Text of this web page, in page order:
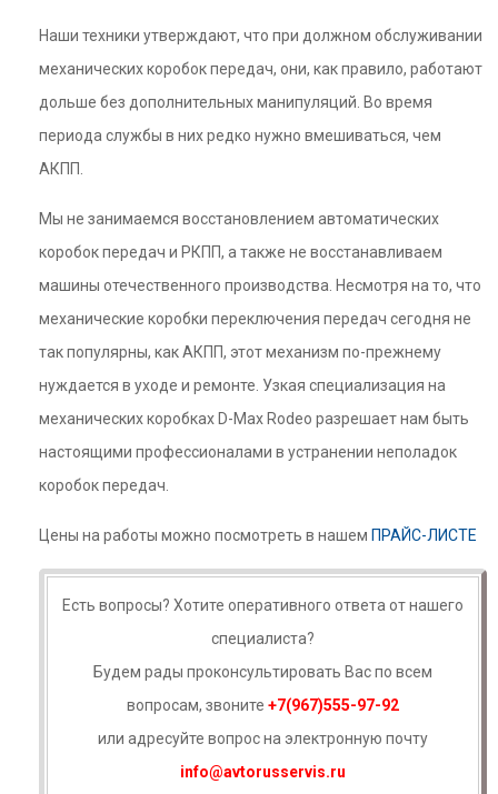
Наши техники утверждают, что при должном обслуживании
механических коробок передач, они, как правило, работают
дольше без дополнительных манипуляций. Во время
периода службы в них редко нужно вмешиваться, чем
АКПП.
Мы не занимаемся восстановлением автоматических
коробок передач и РКПП, а также не восстанавливаем
машины отечественного производства. Несмотря на то, что
механические коробки переключения передач сегодня не
так популярны, как АКПП, этот механизм по-прежнему
нуждается в уходе и ремонте. Узкая специализация на
механических коробках D-Max Rodeo разрешает нам быть
настоящими профессионалами в устранении неполадок
коробок передач.
Цены на работы можно посмотреть в нашем ПРАЙС-ЛИСТЕ
Есть вопросы? Хотите оперативного ответа от нашего
специалиста?
Будем рады проконсультировать Вас по всем
вопросам, звоните +7(967)555-97-92
или адресуйте вопрос на электронную почту
info@avtorusservis.ru